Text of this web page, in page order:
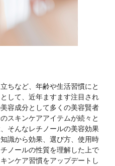
ちなど、年齢や生活習慣にと
して、近年ますます注目され
容成分として多くの美容賢者
スキンケアアイテムが続々と
そんなレチノールの美容効果
識から効果、選び方、使用時
ノールの性質を理解した上で
ンケア習慣をアップデートし